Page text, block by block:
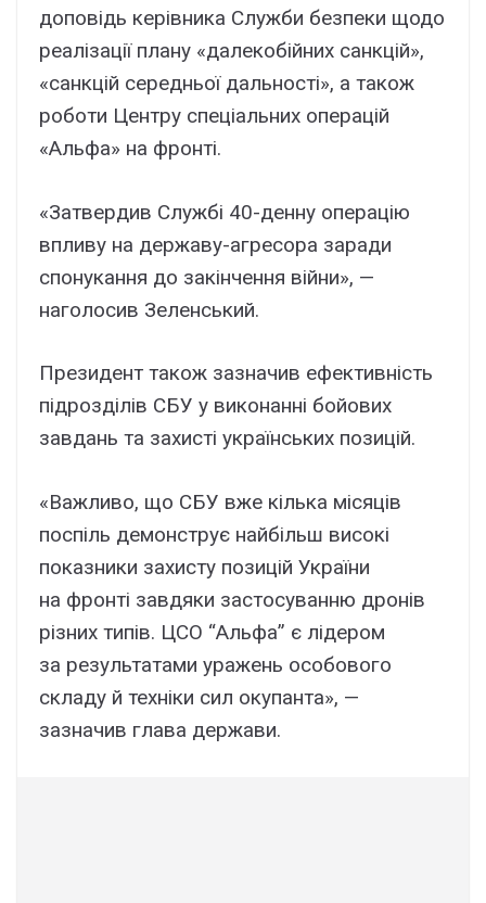
доповідь керівника Служби безпеки щодо
реалізації плану «далекобійних санкцій»,
«санкцій середньої дальності», а також
роботи Центру спеціальних операцій
«Альфа» на фронті.
«Затвердив Службі 40-денну операцію
впливу на державу-агресора заради
спонукання до закінчення війни», —
наголосив Зеленський.
Президент також зазначив ефективність
підрозділів СБУ у виконанні бойових
завдань та захисті українських позицій.
«Важливо, що СБУ вже кілька місяців
поспіль демонструє найбільш високі
показники захисту позицій України
на фронті завдяки застосуванню дронів
різних типів. ЦСО “Альфа” є лідером
за результатами уражень особового
складу й техніки сил окупанта», —
зазначив глава держави.